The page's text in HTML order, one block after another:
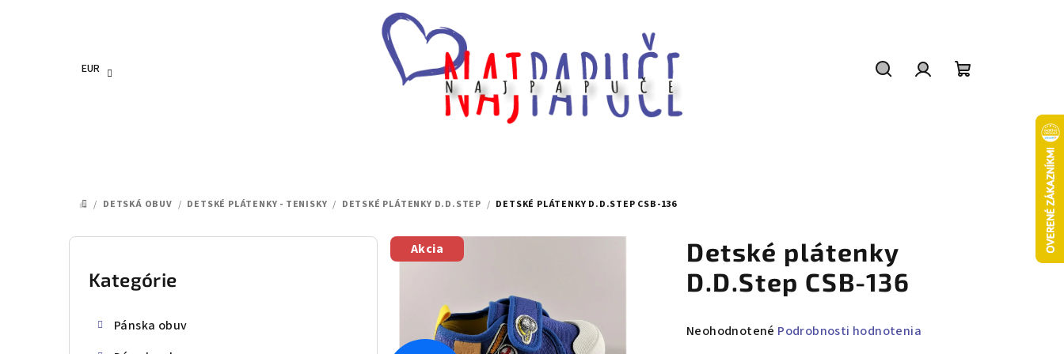
EUR
DOMOV
/ DETSKÁ OBUV / DETSKÉ PLÁTENKY - TENISKY / DETSKÉ PLÁTENKY D.D.STEP / DETSKÉ PLÁTENKY D.D.STEP CSB-136
B
Preskočiť
kategórie
Kategórie
Pánska obuv
Detské plátenky
D.D.Step CSB-136
Priemerné
Neohodnotené Podrobnosti hodnotenia
Akcia